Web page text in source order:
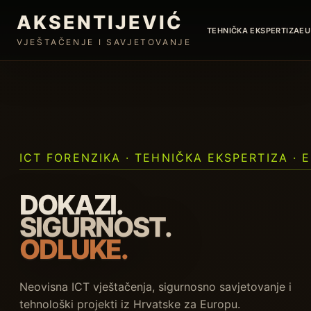
AKSENTIJEVIĆ
VJEŠTAČENJE I SAVJETOVANJE
TEHNIČKA EKSPERTIZA
ICT FORENZIKA · TEHNIČKA EKSPERTIZA ·
DOKAZI.
SIGURNOST.
ODLUKE.
Neovisna ICT vještačenja, sigurnosno savjetovanje i
tehnološki projekti iz Hrvatske za Europu.